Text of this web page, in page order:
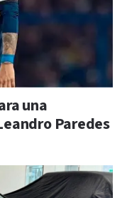
una
Paredes